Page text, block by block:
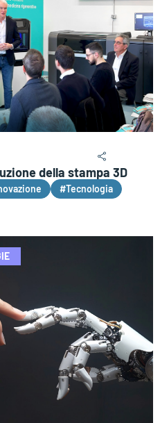
della stampa 3D
#Tecnologia